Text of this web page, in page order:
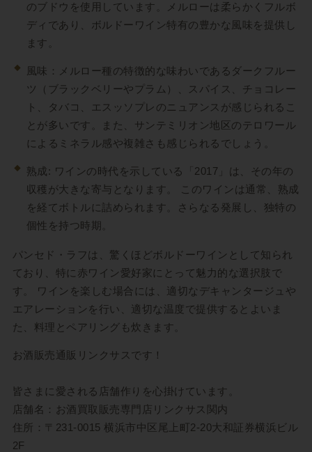
のブドウを使用しています。メルローは柔らかくフルボ
ディであり、ボルドーワイン特有の豊かな風味を提供し
ます。
風味：メルロー種の特徴的な味わいであるダークフルー
ツ（ブラックベリーやプラム）、スパイス、チョコレー
ト、タバコ、エスッソプレのニュアンスが感じられるこ
とが多いです。また、サンテミリオン地区のテロワール
によるミネラル感や複雑さも感じられるでしょう。
熟成: ワインの時代を示している「2017」は、その年の
収穫が大きな寄与となります。 このワインは通常、熟成
を経てボトルに詰められます。さらなる発展し、独特の
個性を持つ時期。
パンセド・ラフは、驚くほどボルドーワインとして知られ
ており、特に赤ワイン愛好家にとって魅力的な選択肢で
す。 ワインを楽しむ場合には、適切なデキャンタージュや
エアレーションを行い、適切な温度で提供するとよいま
た、料理とペアリングも炊きます。
お酒販売通販リンクサスです！
皆さまに愛される店舗作りを心掛けています。
店舗名：お酒買取販売専門店リンクサス関内
住所：〒231-0015 横浜市中区尾上町2-20大和証券横浜ビル
2F